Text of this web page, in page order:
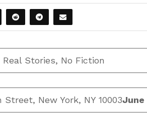
Real Stories, No Fiction
New York, NY 10003June